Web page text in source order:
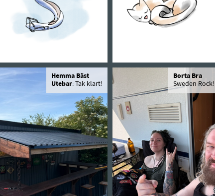
Hemma Bäst
Utebar: Tak klart!
Borta Bra
Sweden Rock!